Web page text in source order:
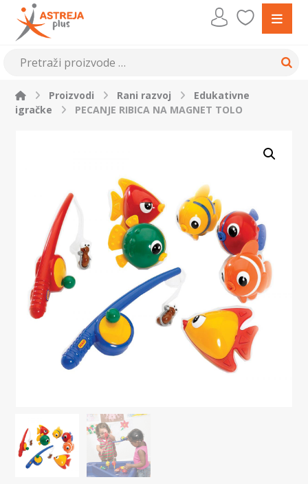
Proizvodi Rani razvoj
Edukativne
igračke
PECANJE RIBICA NA MAGNET TOLO